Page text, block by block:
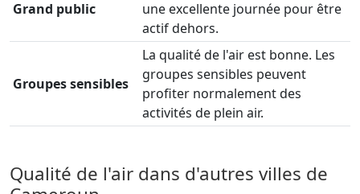
Grand public
une excellente journée pour être
actif dehors.
Groupes sensibles
La qualité de l'air est bonne. Les
groupes sensibles peuvent
profiter normalement des
activités de plein air.
Qualité de l'air dans d'autres villes de